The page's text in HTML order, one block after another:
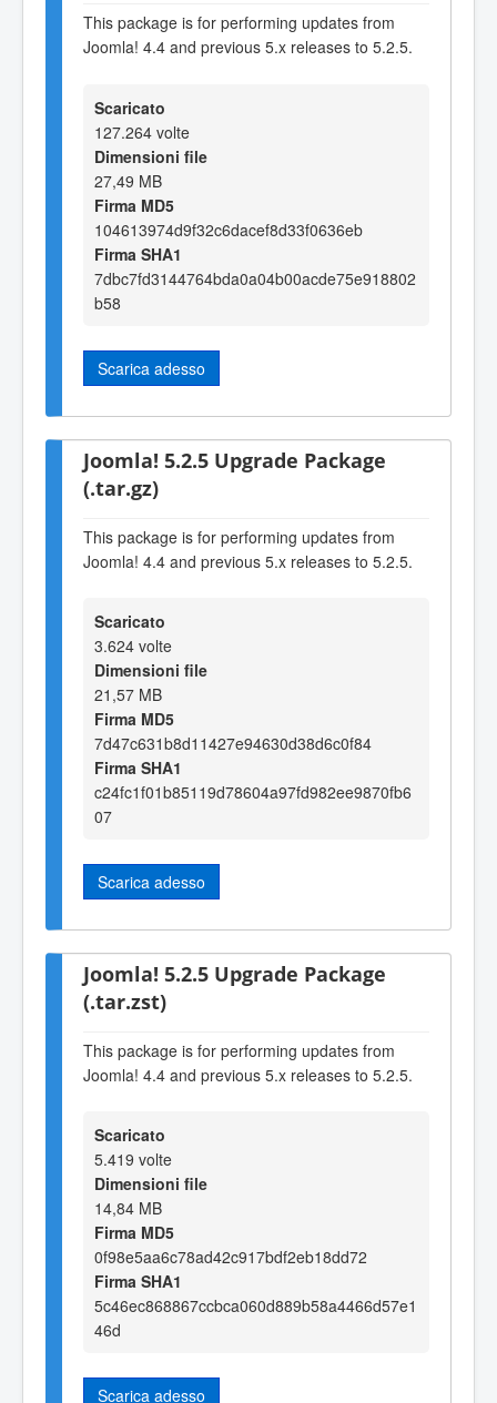
This package is for performing updates from
Joomla! 4.4 and previous 5.x releases to 5.2.5.
Scaricato
127.264 volte
Dimensioni file
27,49 MB
Firma MD5
104613974d9f32c6dacef8d33f0636eb
Firma SHA1
7dbc7fd3144764bda0a04b00acde75e918802
b58
Scarica adesso
Joomla! 5.2.5 Upgrade Package
(.tar.gz)
This package is for performing updates from
Joomla! 4.4 and previous 5.x releases to 5.2.5.
Scaricato
3.624 volte
Dimensioni file
21,57 MB
Firma MD5
7d47c631b8d11427e94630d38d6c0f84
Firma SHA1
c24fc1f01b85119d78604a97fd982ee9870fb6
07
Scarica adesso
Joomla! 5.2.5 Upgrade Package
(.tar.zst)
This package is for performing updates from
Joomla! 4.4 and previous 5.x releases to 5.2.5.
Scaricato
5.419 volte
Dimensioni file
14,84 MB
Firma MD5
0f98e5aa6c78ad42c917bdf2eb18dd72
Firma SHA1
5c46ec868867ccbca060d889b58a4466d57e1
46d
Scarica adesso